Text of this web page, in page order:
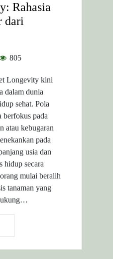
Rahasia
dari
805
Longevity kini
dalam dunia
sehat. Pola
berfokus pada
atau kebugaran
pada
usia dan
hidup secara
mulai beralih
tanaman yang